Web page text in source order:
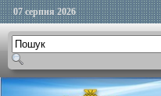
07 серпня 2026